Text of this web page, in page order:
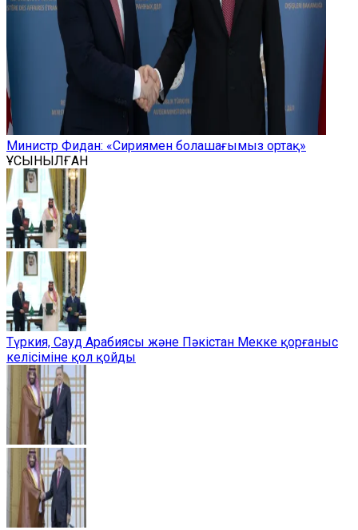
Министр Фидан: «Сириямен болашағымыз ортақ»
ҰСЫНЫЛҒАН
Түркия, Сауд Арабиясы және Пәкістан Мекке қорғаныс
келісіміне қол қойды